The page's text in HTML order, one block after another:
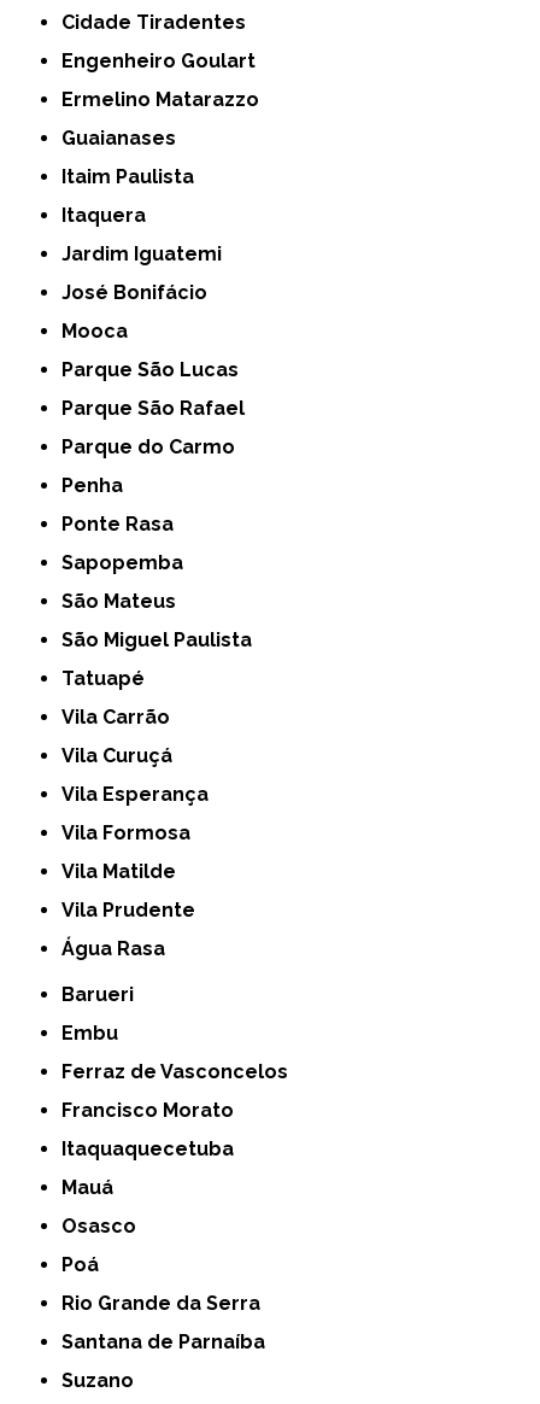
Cidade Tiradentes
Engenheiro Goulart
Ermelino Matarazzo
Guaianases
Itaim Paulista
Itaquera
Jardim Iguatemi
José Bonifácio
Mooca
Parque São Lucas
Parque São Rafael
Parque do Carmo
Penha
Ponte Rasa
Sapopemba
São Mateus
São Miguel Paulista
Tatuapé
Vila Carrão
Vila Curuçá
Vila Esperança
Vila Formosa
Vila Matilde
Vila Prudente
Água Rasa
Barueri
Embu
Ferraz de Vasconcelos
Francisco Morato
Itaquaquecetuba
Mauá
Osasco
Poá
Rio Grande da Serra
Santana de Parnaíba
Suzano